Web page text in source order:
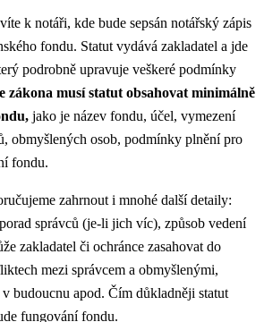
k notáři, kde bude sepsán notářský zápis
fondu. Statut vydává zakladatel a jde
podrobně upravuje veškeré podmínky
zákona musí statut obsahovat minimálně
jako je název fondu, účel, vymezení
obmyšlených osob, podmínky plnění pro
fondu.
zahrnout i mnohé další detaily:
správců (je-li jich víc), způsob vedení
zakladatel či ochránce zasahovat do
mezi správcem a obmyšlenými,
budoucnu apod. Čím důkladněji statut
fungování fondu.